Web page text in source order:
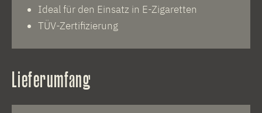
Ideal für den Einsatz in E-Zigaretten
TÜV-Zertifizierung
Lieferumfang